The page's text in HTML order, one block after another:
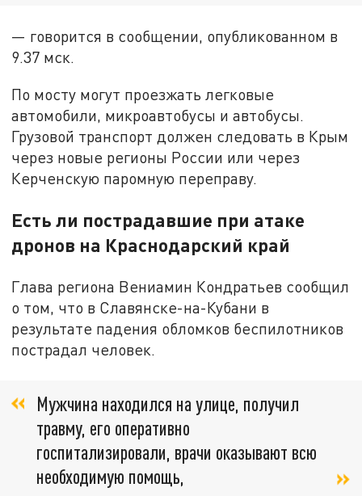
— говорится в сообщении, опубликованном в
9.37 мск.
По мосту могут проезжать легковые
автомобили, микроавтобусы и автобусы.
Грузовой транспорт должен следовать в Крым
через новые регионы России или через
Керченскую паромную переправу.
Есть ли пострадавшие при атаке
дронов на Краснодарский край
Глава региона Вениамин Кондратьев сообщил
о том, что в Славянске-на-Кубани в
результате падения обломков беспилотников
пострадал человек.
Мужчина находился на улице, получил
травму, его оперативно
госпитализировали, врачи оказывают всю
необходимую помощь,